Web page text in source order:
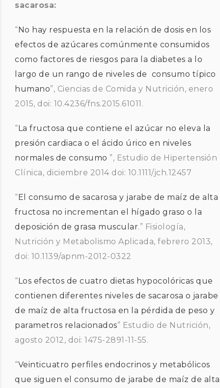
sacarosa:
“No hay respuesta en la relación de dosis en los
efectos de azúcares comúnmente consumidos
como factores de riesgos para la diabetes a lo
largo de un rango de niveles de consumo típico
humano”, Ciencias de Comida y Nutrición, enero
2015, doi: 10.4236/fns.2015.61011.
“La fructosa que contiene el azúcar no eleva la
presión cardiaca o el ácido úrico en niveles
normales de consumo ”, Estudio de Hipertensión
Clínica, diciembre 2014 doi: 10.1111/jch.12457
“El consumo de sacarosa y jarabe de maíz de alta
fructosa no incrementan el hígado graso o la
deposición de grasa muscular.” Fisiología,
Nutrición y Metabolismo Aplicada, febrero 2013,
doi: 10.1139/apnm-2012-0322
“Los efectos de cuatro dietas hypocolóricas que
contienen diferentes niveles de sacarosa o jarabe
de maíz de alta fructosa en la pérdida de peso y
parametros relacionados” Estudio de Nutrición,
agosto 2012, doi: 1475-2891-11-55.
“Veinticuatro perfiles endocrinos y metabólicos
que siguen el consumo de jarabe de maíz de alta